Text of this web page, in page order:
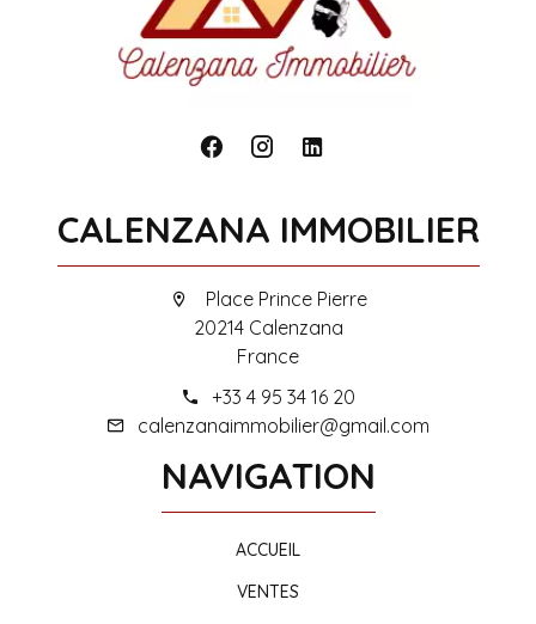
CALENZANA IMMOBILIER
Place Prince Pierre
20214 Calenzana
France
+33 4 95 34 16 20
calenzanaimmobilier@gmail.com
NAVIGATION
ACCUEIL
VENTES